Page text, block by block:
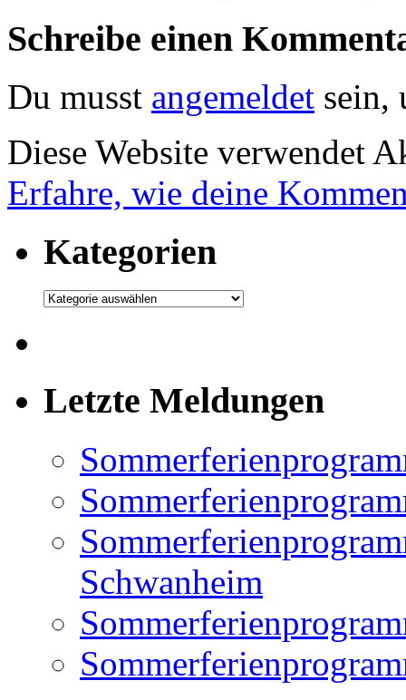
Schreibe einen
Du musst angemeldet sein,
Diese Website verwendet
Erfahre, wie deine
Kategorien
Kategorien
Letzte Meldungen
Schwanheim